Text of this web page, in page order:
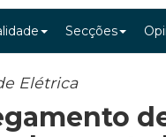
Secções
Elétrica